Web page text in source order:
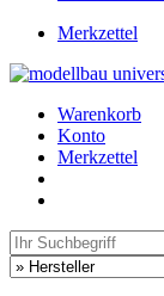
Merkzettel
Warenkorb
Konto
Merkzettel